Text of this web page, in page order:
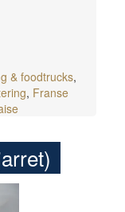
& foodtrucks,
, Franse